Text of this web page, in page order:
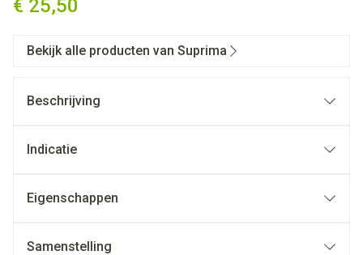
€ 25,50
Bekijk alle producten van Suprima
Beschrijving
Indicatie
Eigenschappen
Samenstelling